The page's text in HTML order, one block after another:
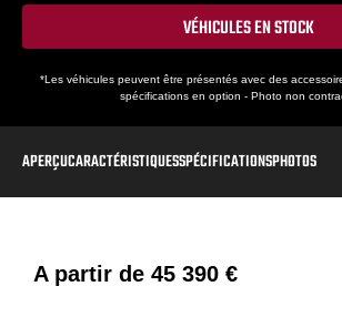
VÉHICULES EN STOCK
*Les véhicules peuvent être présentés avec des
spécifications en option - Photo non
APERÇUCARACTÉRISTIQUESSPÉCIFICATIONSPHOTOS
A partir de 45 390 €